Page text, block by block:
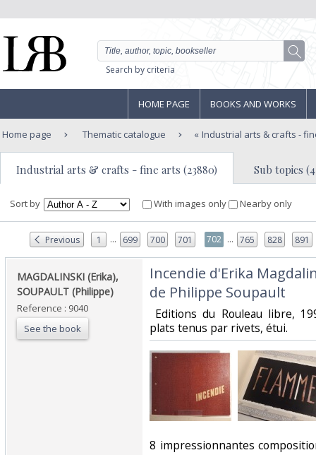
Search by criteria
HOME PAGE BOOKS AND WORKS
Home page Thematic catalogue Industrial arts & crafts -
Industrial arts & crafts - fine arts (23880) Sub topics
Sort by With images only Nearby only
Previous 1 ... 699 700 701 702 ... 765 828 891
‎MAGDALINSKI (Erika),
SOUPAULT (Philippe)‎
Reference : 9040
See the book
‎Incendie d'Erika
de Philippe Soupault‎
Editions du Rouleau libre,
plats tenus par rivets, étui. ‎
‎8 impressionnantes